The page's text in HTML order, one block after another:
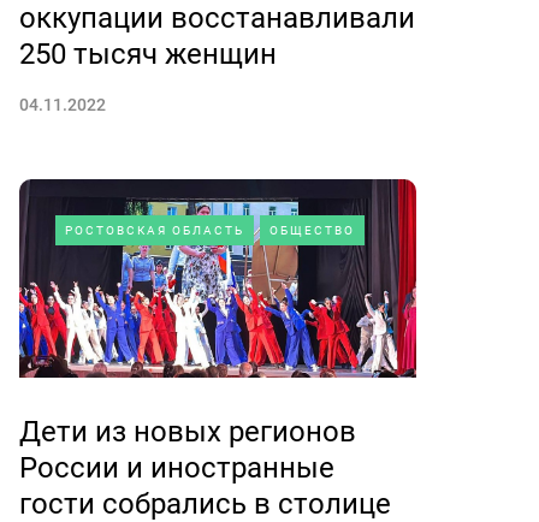
оккупации восстанавливали
250 тысяч женщин
04.11.2022
РОСТОВСКАЯ ОБЛАСТЬ ОБЩЕСТВО
Дети из новых регионов
России и иностранные
гости собрались в столице